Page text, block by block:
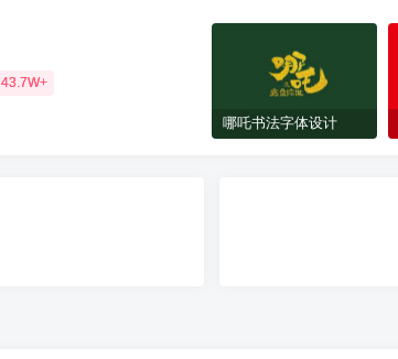
43.7W+
哪吒书法字体设计